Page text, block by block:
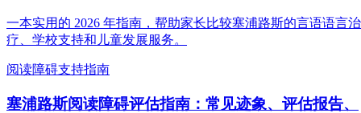
一本实用的 2026 年指南，帮助家长比较塞浦路斯的言语语言治
疗、学校支持和儿童发展服务。
阅读障碍支持指南
塞浦路斯阅读障碍评估指南：常见迹象、评估报告、